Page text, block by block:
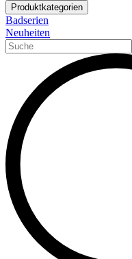
Produktkategorien
Badserien
Neuheiten